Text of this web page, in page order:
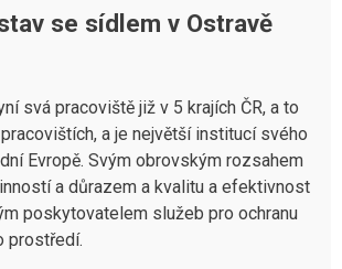
se sídlem v Ostravě
svá pracoviště již v 5 krajích ČR, a to
a je největší institucí svého
Evropě. Svým obrovským rozsahem
a důrazem a kvalitu a efektivnost
poskytovatelem služeb pro ochranu
prostředí.